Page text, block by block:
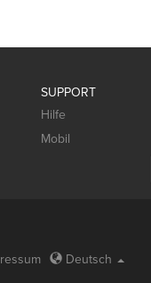
SUPPORT
Hilfe
Mobil
Deutsch